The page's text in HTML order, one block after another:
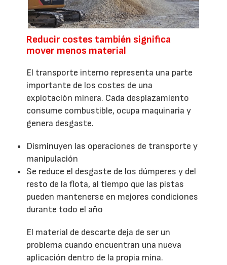
Reducir costes también significa
mover menos material
El transporte interno representa una parte
importante de los costes de una
explotación minera. Cada desplazamiento
consume combustible, ocupa maquinaria y
genera desgaste.
Disminuyen las operaciones de transporte y
manipulación
Se reduce el desgaste de los dúmperes y del
resto de la flota, al tiempo que las pistas
pueden mantenerse en mejores condiciones
durante todo el año
El material de descarte deja de ser un
problema cuando encuentran una nueva
aplicación dentro de la propia mina.